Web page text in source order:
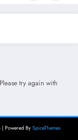
try again with
| Powered BySpiceThemes